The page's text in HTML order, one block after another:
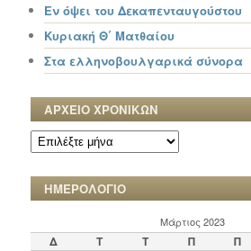
Εν όψει του Δεκαπενταυγούστου
Κυριακή Θ΄ Ματθαίου
Στα ελληνοβουλγαρικά σύνορα
ΑΡΧΕΙΟ ΧΡΟΝΙΚΩΝ
ΑΡΧΕΙΟ
ΧΡΟΝΙΚΩΝ
ΗΜΕΡΟΛΟΓΙΟ
Μάρτιος 2023
Δ Τ Τ Π Π